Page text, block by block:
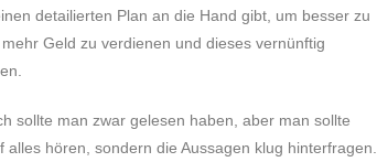
detailierten Plan an die Hand gibt, um besser zu
Geld zu verdienen und dieses vernünftig
sollte man zwar gelesen haben, aber man sollte
alles hören, sondern die Aussagen klug hinterfragen.